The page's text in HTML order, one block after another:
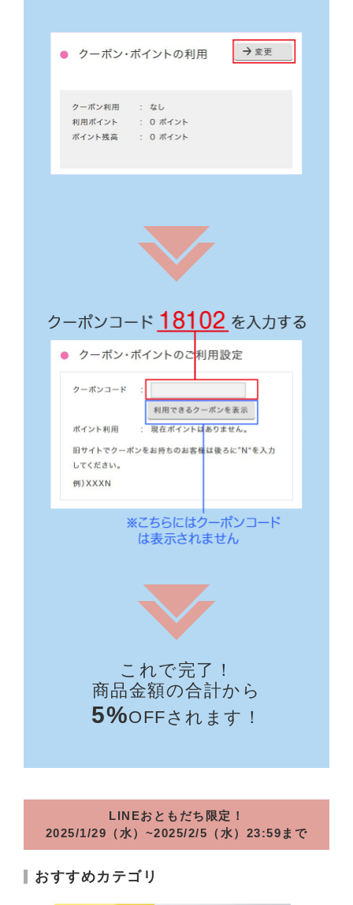
これで完了！
商品金額の合計から
5%OFFされます！
LINEおともだち限定！
2025/1/29（水）~2025/2/5（水）23:59まで
おすすめカテゴリ